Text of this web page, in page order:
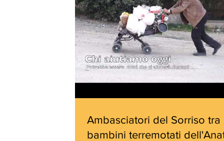
Ambasciatori del Sorriso tra
bambini terremotati